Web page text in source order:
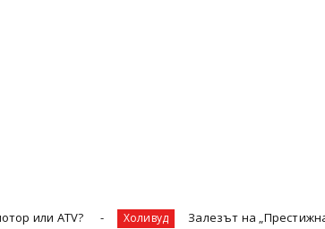
Холивуд Залезът на „Престижната